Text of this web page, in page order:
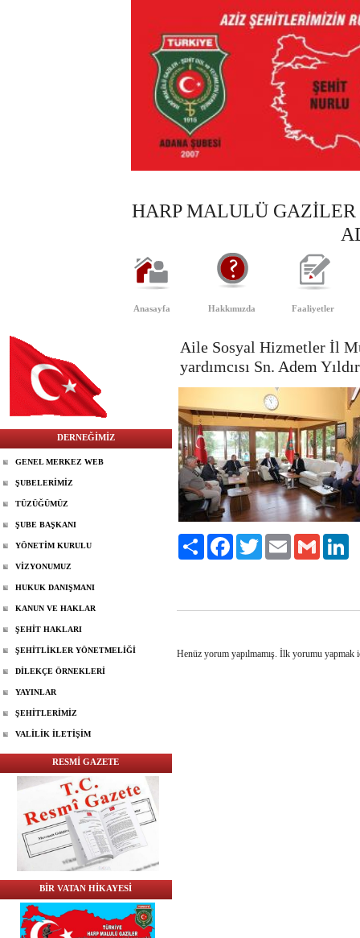
HARP MALULÜ
Anasayfa Hakkımızda Faaliyetler
DERNEĞİMİZ
GENEL MERKEZ WEB
ŞUBELERİMİZ
TÜZÜĞÜMÜZ
ŞUBE BAŞKANI
YÖNETİM KURULU
VİZYONUMUZ
HUKUK DANIŞMANI
KANUN VE HAKLAR
ŞEHİT HAKLARI
ŞEHİTLİKLER YÖNETMELİĞİ
DİLEKÇE ÖRNEKLERİ
YAYINLAR
ŞEHİTLERİMİZ
VALİLİK İLETİŞİM
RESMİ GAZETE
BİR VATAN HİKAYESİ
Aile Sosyal Hizmetler İl
yardımcısı Sn. Adem
Paylaş FacebookTwitter Email Gmail
Henüz yorum yapılmamış. İlk yorumu yapmak